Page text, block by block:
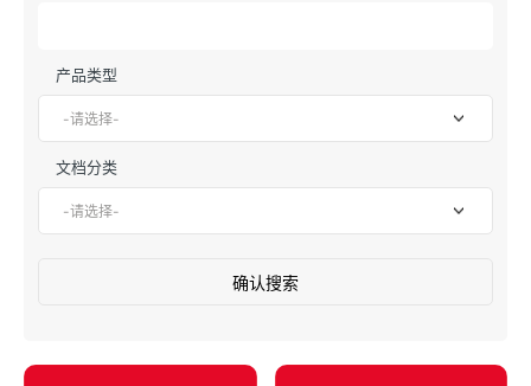
产品类型
文档分类
确认搜索